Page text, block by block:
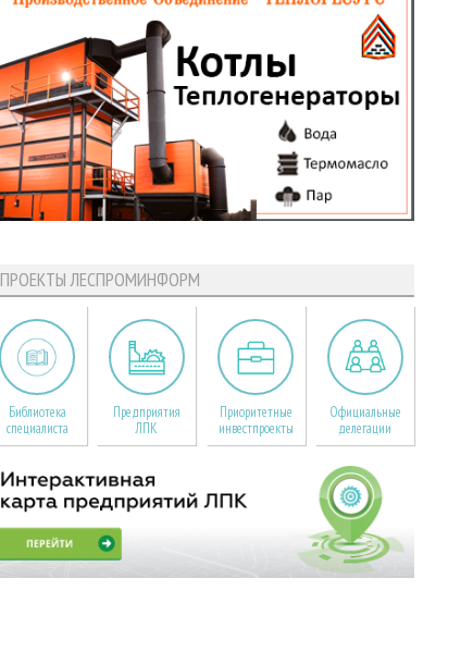
ПРОЕКТЫ ЛЕСПРОМИНФОРМ
Библиотека
специалиста
Предприятия
ЛПК
Приоритетные
инвестпроекты
Официальные
делегации